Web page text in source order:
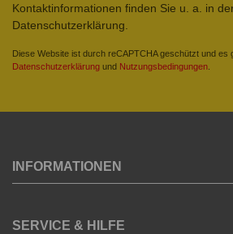
Kontaktinformationen finden Sie u. a. in
Datenschutzerklärung.
Diese Website ist durch reCAPTCHA geschützt und es
Datenschutzerklärung und Nutzungsbedingungen
INFORMATIONEN
SERVICE & HILFE